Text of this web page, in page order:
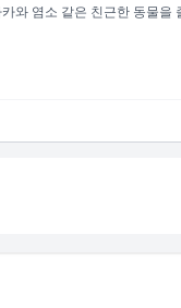
와 염소 같은 친근한 동물을